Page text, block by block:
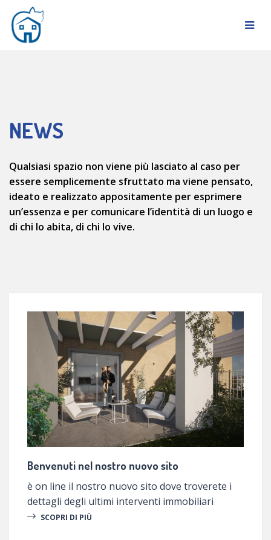
NEWS
Qualsiasi spazio non viene più lasciato al caso per
essere semplicemente sfruttato ma viene pensato,
ideato e realizzato appositamente per esprimere
un’essenza e per comunicare l’identità di un luogo e
di chi lo abita, di chi lo vive.
Benvenuti nel nostro nuovo sito
è on line il nostro nuovo sito dove troverete i
dettagli degli ultimi interventi immobiliari
SCOPRI DI PIÙ